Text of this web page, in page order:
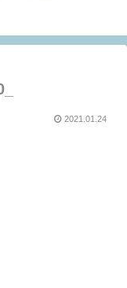
2021.01.24